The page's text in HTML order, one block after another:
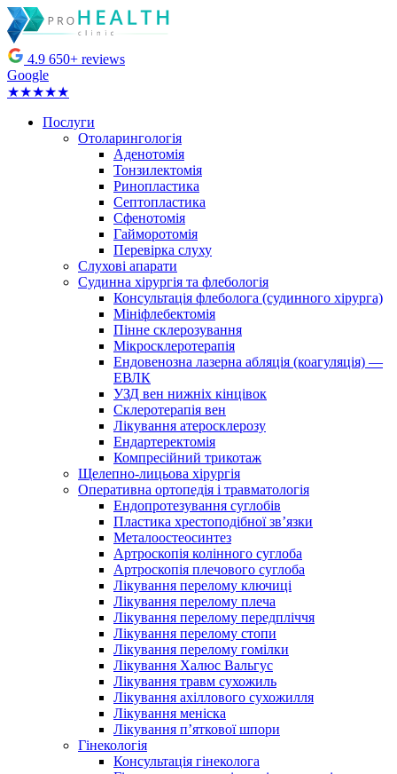
4.9 650+ reviews
Google
★★★★★
Послуги
Отоларингологія
Аденотомія
Тонзилектомія
Ринопластика
Септопластика
Сфенотомія
Гайморотомія
Перевірка слуху
Слухові апарати
Судинна хірургія та флебологія
Консультація флеболога (судинного хірурга)
Мініфлебектомія
Пінне склерозування
Мікросклеротерапія
Ендовенозна лазерна абляція (коагуляція) —
ЕВЛК
УЗД вен нижніх кінцівок
Склеротерапія вен
Лікування атеросклерозу
Ендартеректомія
Компресійний трикотаж
Щелепно-лицьова хірургія
Оперативна ортопедія і травматологія
Ендопротезування суглобів
Пластика хрестоподібної зв’язки
Металоостеосинтез
Артроскопія колінного суглоба
Артроскопія плечового суглоба
Лікування перелому ключиці
Лікування перелому плеча
Лікування перелому передпліччя
Лікування перелому стопи
Лікування перелому гомілки
Лікування Халюс Вальгус
Лікування травм сухожиль
Лікування ахіллового сухожилля
Лікування меніска
Лікування п’яткової шпори
Гінекологія
Консультація гінеколога